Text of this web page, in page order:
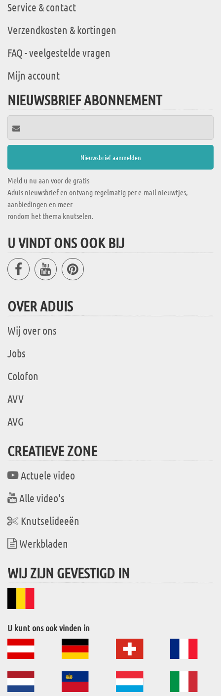
Service & contact
Verzendkosten & kortingen
FAQ - veelgestelde vragen
Mijn account
NIEUWSBRIEF ABONNEMENT
Meld u nu aan voor de gratis
Aduis nieuwsbrief en ontvang regelmatig per e-mail nieuwtjes,
aanbiedingen en meer
rondom het thema knutselen.
U VINDT ONS OOK BIJ
OVER ADUIS
Wij over ons
Jobs
Colofon
AVV
AVG
CREATIEVE ZONE
Actuele video
Alle video's
Knutselideeën
Werkbladen
WIJ ZIJN GEVESTIGD IN
U kunt ons ook vinden in